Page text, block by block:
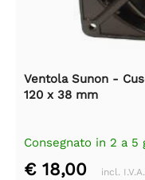
Ventola Sunon -
120 x 38 mm
Consegnato in 2 a 5
€ 18,00 incl. I.V.A.